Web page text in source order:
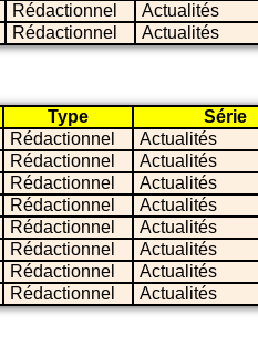
Rédactionnel
Actualités
Rédactionnel Actualités
Type
Série
Rédactionnel
Actualités
Rédactionnel
Actualités
Rédactionnel
Actualités
Rédactionnel
Actualités
Rédactionnel
Actualités
Rédactionnel
Actualités
Rédactionnel
Actualités
Rédactionnel Actualités